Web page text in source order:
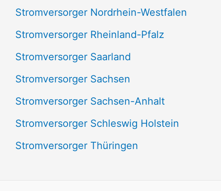
Stromversorger Nordrhein-Westfalen
Stromversorger Rheinland-Pfalz
Stromversorger Saarland
Stromversorger Sachsen
Stromversorger Sachsen-Anhalt
Stromversorger Schleswig Holstein
Stromversorger Thüringen